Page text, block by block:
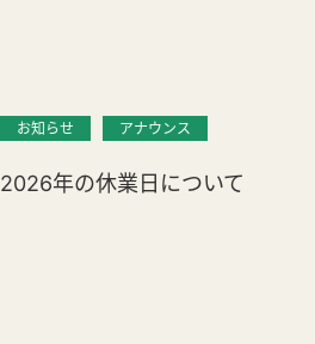
お知らせ アナウンス
2026年の休業日について